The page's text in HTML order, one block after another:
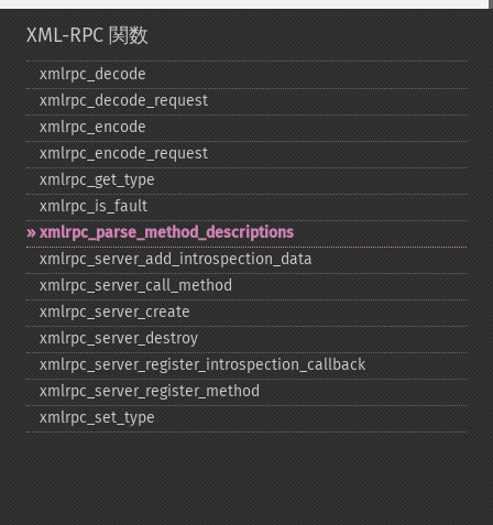
XML-RPC 関数
xmlrpc_​decode
xmlrpc_​decode_​request
xmlrpc_​encode
xmlrpc_​encode_​request
xmlrpc_​get_​type
xmlrpc_​is_​fault
xmlrpc_​parse_​method_​descriptions
xmlrpc_​server_​add_​introspection_​data
xmlrpc_​server_​call_​method
xmlrpc_​server_​create
xmlrpc_​server_​destroy
xmlrpc_​server_​register_​introspection_​callback
xmlrpc_​server_​register_​method
xmlrpc_​set_​type